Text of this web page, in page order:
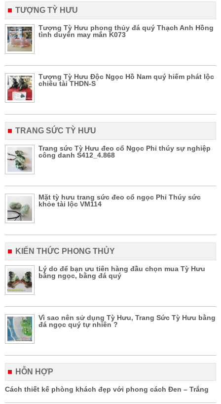
TƯỢNG TỲ HƯU
Tượng Tỳ Hưu phong thủy đá quý Thạch Anh Hồng
tình duyên may mắn K073
Tượng Tỳ Hưu Độc Ngọc Hồ Nam quý hiếm phát lộc
chiêu tài THDN-S
TRANG SỨC TỲ HƯU
Trang sức Tỳ Hưu đeo cổ Ngọc Phỉ thúy sự nghiệp
công danh S412_4.868
Mặt tỳ hưu trang sức đeo cổ ngọc Phỉ Thúy sức
khỏe tài lộc VM114
KIẾN THỨC PHONG THỦY
Lý do để bạn ưu tiên hàng đầu chọn mua Tỳ Hưu
bằng ngọc, bằng đá quý
Vì sao nên sử dụng Tỳ Hưu, Trang Sức Tỳ Hưu bằng
đá ngọc quý tự nhiên ?
HỖN HỢP
Cách thiết kế phòng khách đẹp với phong cách Đen – Trắng